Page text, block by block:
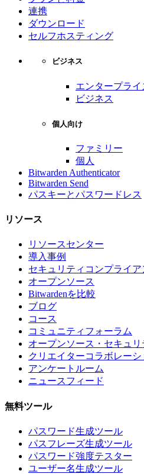
連携
ダウンロード
セルフホスティング
ビジネス
エンタープライ
ビジネス
個人向け
ファミリー
個人
Bitwarden Authenticator
Bitwarden Send
パスキーとパスワードレス
リソース
リソースセンター
導入事例
セキュリティコンプライア
オープンソース
Bitwardenを比較
ブログ
コース
コミュニティフォーラム
オープンソース・セキュリ
クリエイターコラボレーシ
アンケートルーム
ニュースフィード
無料ツール
パスワード生成ツール
パスフレーズ生成ツール
パスワード強度テスター
ユーザー名生成ツール